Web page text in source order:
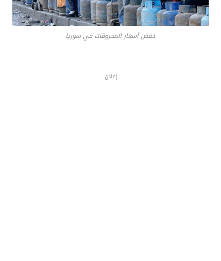
خفض أسعار المحروقات في سوريا
إعلان